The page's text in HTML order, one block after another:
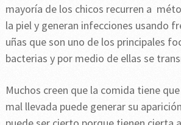
mayoría de los chicos recurren a
la piel y generan infecciones usando
uñas que son uno de los principales
bacterias y por medio de ellas se
Muchos creen que la comida tiene
mal llevada puede generar su